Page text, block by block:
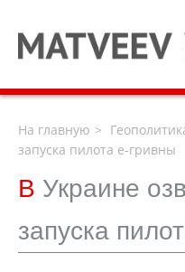
На главную
запуска пилота е-гривны
В Украине
запуска